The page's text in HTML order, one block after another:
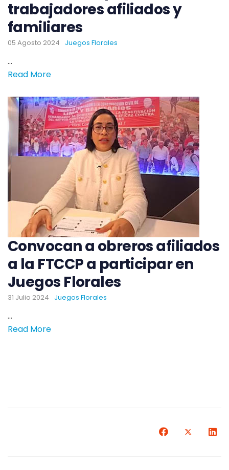
trabajadores afiliados y
familiares
05 Agosto 2024 Juegos Florales
...
Read More
Convocan a obreros afiliados
a la FTCCP a participar en
Juegos Florales
31 Julio 2024 Juegos Florales
...
Read More